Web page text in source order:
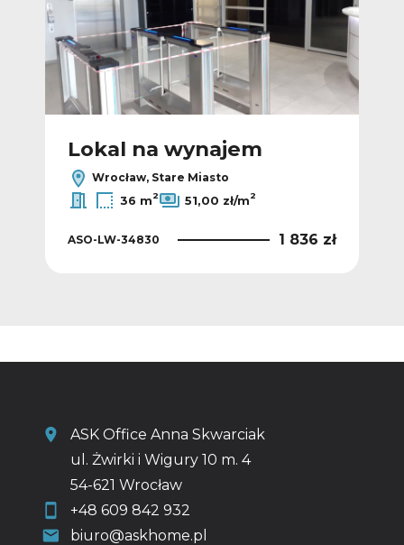
Lokal na wynajem
Wrocław, Stare Miasto
36 m2 51,00 zł/m2
ASO-LW-34830 1 836 zł
ASK Office Anna Skwarciak
ul. Żwirki i Wigury 10 m. 4
54-621 Wrocław
+48 609 842 932
biuro@askhome.pl